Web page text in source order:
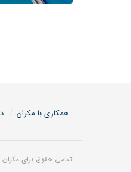
همکاری با مکران
تمامی حقوق برای